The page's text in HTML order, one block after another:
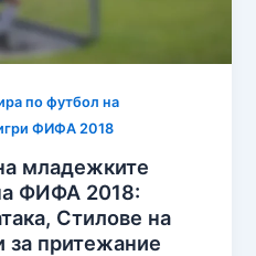
по футбол на
ФИФА 2018
младежките
ФИФА 2018:
Стилове на
за притежание